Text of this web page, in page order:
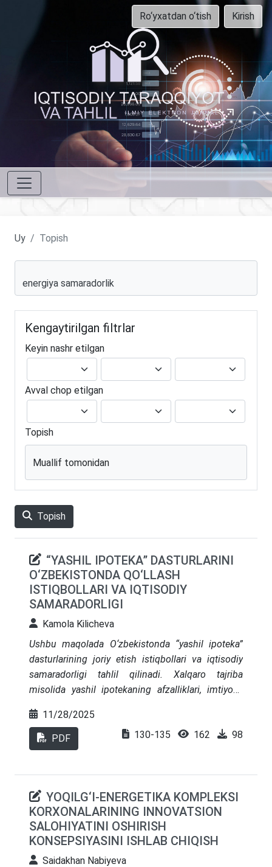
Ro‘yxatdan o‘tish Kirish
Uy Topish
Kengaytirilgan filtrlar
Keyin nashr etilgan
Avval chop etilgan
Topish
Muallif tomonidan
Topish
“YASHIL IPOTEKA” DASTURLARINI
O‘ZBEKISTONDA QO‘LLASH
ISTIQBOLLARI VA IQTISODIY
SAMARADORLIGI
Kamola Kilicheva
Ushbu maqolada O‘zbekistonda “yashil ipoteka”
dasturlarining joriy etish istiqbollari va iqtisodiy
samaradorligi tahlil qilinadi. Xalqaro tajriba
misolida yashil ipotekaning afzalliklari, imtiyozli
va banklar uchun qayta moliyalashtirish
mexanizmlarining ahamiyati o‘rganilgan. Tahlillar
shuni ko‘rsatadiki, yashil ipoteka dasturlari
xarajatlarining qisqarishiga va ekologik
barqarorlikning oshishiga xizmat qiladi.
O‘zbekiston sharoitida ushbu dasturlarni joriy etish
uchun institutsional baza, moliyaviy rag‘batlar va
xalqaro hamkorlikni kuchaytirish zarurligi
11/28/2025
PDF 130-135 162 98
YOQILG‘I-ENERGETIKA KOMPLEKSI
KORXONALARINING INNOVATSION
SALOHIYATINI OSHIRISH
KONSEPSIYASINI ISHLAB CHIQISH
Saidakhan Nabiyeva